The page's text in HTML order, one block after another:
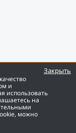
и
использовать
на
можно
Закрыть